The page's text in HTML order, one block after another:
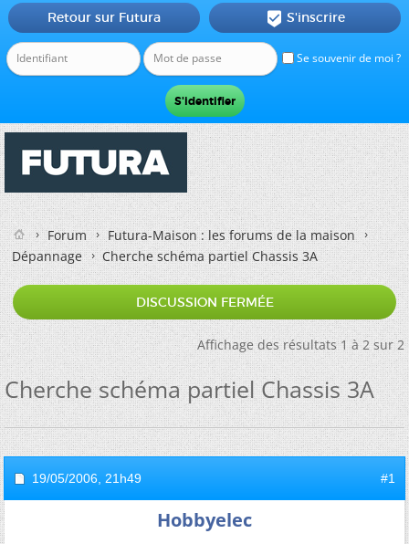
Se souvenir de moi ?
Retour sur Futura  S'inscrire
Forum
Futura-Maison : les forums de la maison
Dépannage
Cherche schéma partiel Chassis 3A
DISCUSSION FERMÉE
Affichage des résultats 1 à 2 sur 2
Cherche schéma partiel Chassis 3A
19/05/2006, 21h49 #1
Hobbyelec